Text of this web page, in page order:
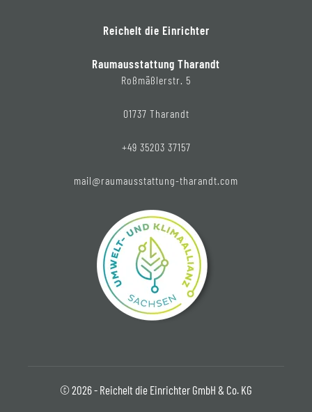
Reichelt die Einrichter
Raumausstattung Tharandt
Roßmäßlerstr. 5
01737 Tharandt
+49 35203 37157
mail@raumausstattung-tharandt.com
© 2026 - Reichelt die Einrichter GmbH & Co. KG